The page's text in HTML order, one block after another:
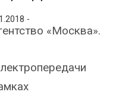
-
«Москва».